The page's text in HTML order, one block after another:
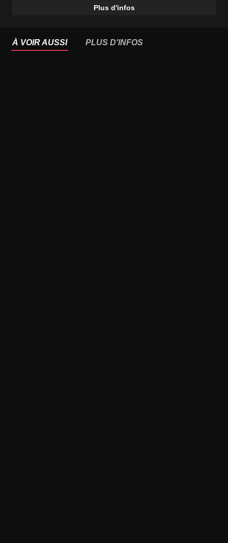
Plus d'infos
À VOIR AUSSI PLUS D'INFOS